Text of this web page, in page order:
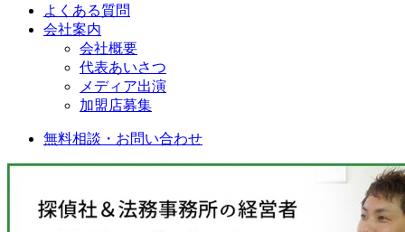
よくある質問
会社案内
会社概要
代表あいさつ
メディア出演
加盟店募集
無料相談・お問い合わせ